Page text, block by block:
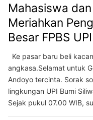
Mahasiswa
Meriahkan
Besar FPBS UPI
Ke pasar baru beli
angkasa.Selamat untuk
Andoyo tercinta. Sorak
lingkungan UPI Bumi
Sejak pukul 07.00 WIB,